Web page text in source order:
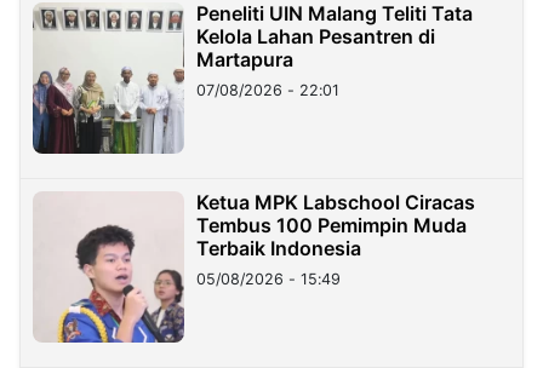
Peneliti UIN Malang Teliti Tata
Kelola Lahan Pesantren di
Martapura
07/08/2026 - 22:01
Ketua MPK Labschool Ciracas
Tembus 100 Pemimpin Muda
Terbaik Indonesia
05/08/2026 - 15:49